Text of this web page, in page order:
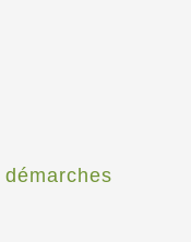
démarches